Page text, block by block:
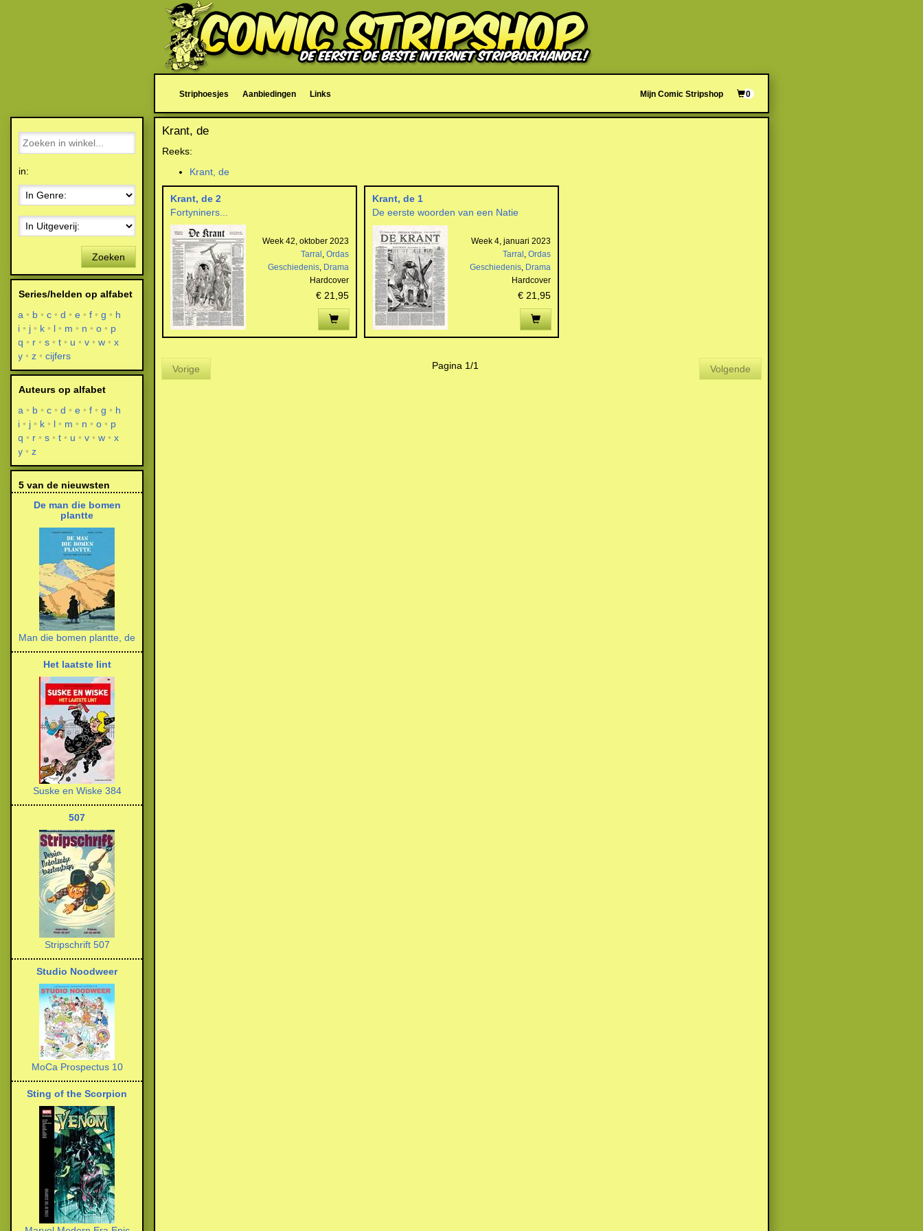
Striphoesjes Aanbiedingen Links Mijn Comic Stripshop 0
Krant, de
Reeks:
Krant, de
Krant, de 2
Fortyniners...
Week 42, oktober 2023
Tarral , Ordas
Geschiedenis, Drama
Hardcover
€ 21,95
Krant, de 1
De eerste woorden van een Natie
Week 4, januari 2023
Tarral , Ordas
Geschiedenis, Drama
Hardcover
€ 21,95
Vorige Pagina 1/1 Volgende
in:
Zoeken
Series/helden op alfabet
a
b c d e f g
h
i
j k l m n o
p
q
r s t u v w
x
y
z cijfers
Auteurs op alfabet
a
b c d e f g
h
i
j k l m n o
p
q
r s t u v w
x
y
z
5 van de nieuwsten
De man die bomen
plantte
Man die bomen plantte, de
Het laatste lint
Suske en Wiske 384
507
Stripschrift 507
Studio Noodweer
MoCa Prospectus 10
Sting of the Scorpion